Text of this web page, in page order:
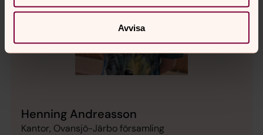
Avvisa
Henning Andreasson
Kantor, Ovansjö-Järbo församling